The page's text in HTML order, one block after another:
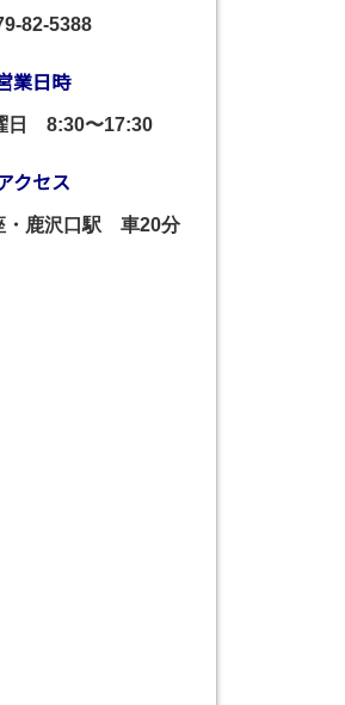
82-5388
業日時
日 8:30〜17:30
クセス
・鹿沢口駅 車20分